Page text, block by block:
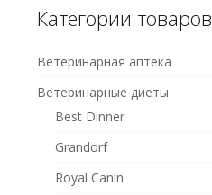
Категории товаров
Ветеринарная аптека
Ветеринарные диеты
Best Dinner
Grandorf
Royal Canin